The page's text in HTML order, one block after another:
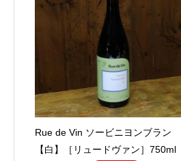
Rue de Vin ソービニヨンブラン
【白】［リュードヴァン］750ml